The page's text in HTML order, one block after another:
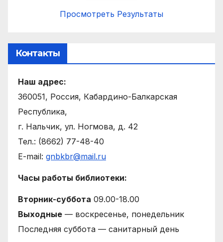
Просмотреть Результаты
Контакты
Наш адрес:
360051, Россия, Кабардино-Балкарская
Республика,
г. Нальчик, ул. Ногмова, д. 42
Тел.: (8662) 77-48-40
E-mail: gnbkbr@mail.ru
Часы работы библиотеки:
Вторник-суббота 09.00-18.00
Выходные — воскресенье, понедельник
Последняя суббота — санитарный день